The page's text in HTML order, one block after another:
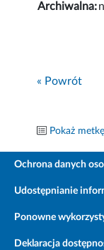
Archiwalna:
« Powrót
Pokaż metkę
Ochrona danych
Udostępnianie
Ponowne
Deklaracja